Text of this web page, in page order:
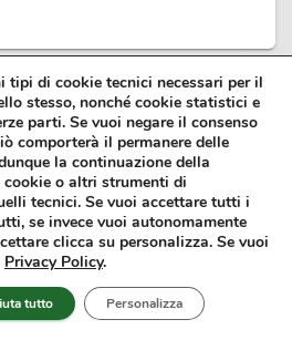
tipi di cookie tecnici necessari per il
stesso, nonché cookie statistici e
parti. Se vuoi negare il consenso
comporterà il permanere delle
la continuazione della
cookie o altri strumenti di
tecnici. Se vuoi accettare tutti i
se invece vuoi autonomamente
clicca su personalizza. Se vuoi
Privacy Policy.
tutto Personalizza